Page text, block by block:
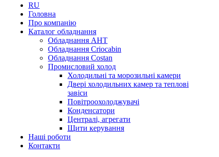
RU
Головна
Про компанію
Каталог обладнання
Обладнання AHT
Обладнання Criocabin
Обладнання Costan
Промисловий холод
Холодильні та морозильні камери
Двері холодильних камер та теплові
завіси
Повітроохолоджувачі
Конденсатори
Централі, агрегати
Щити керування
Наші роботи
Контакти